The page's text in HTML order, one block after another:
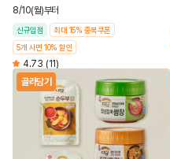
8/10(월)부터
신규입점
최대 15% 중복쿠폰
5개 사면 10% 할인
4.73 (11)
골라담기